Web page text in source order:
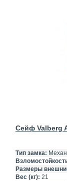
Сейф Valberg
Тип замка:
Размеры
Вес (кг): 21